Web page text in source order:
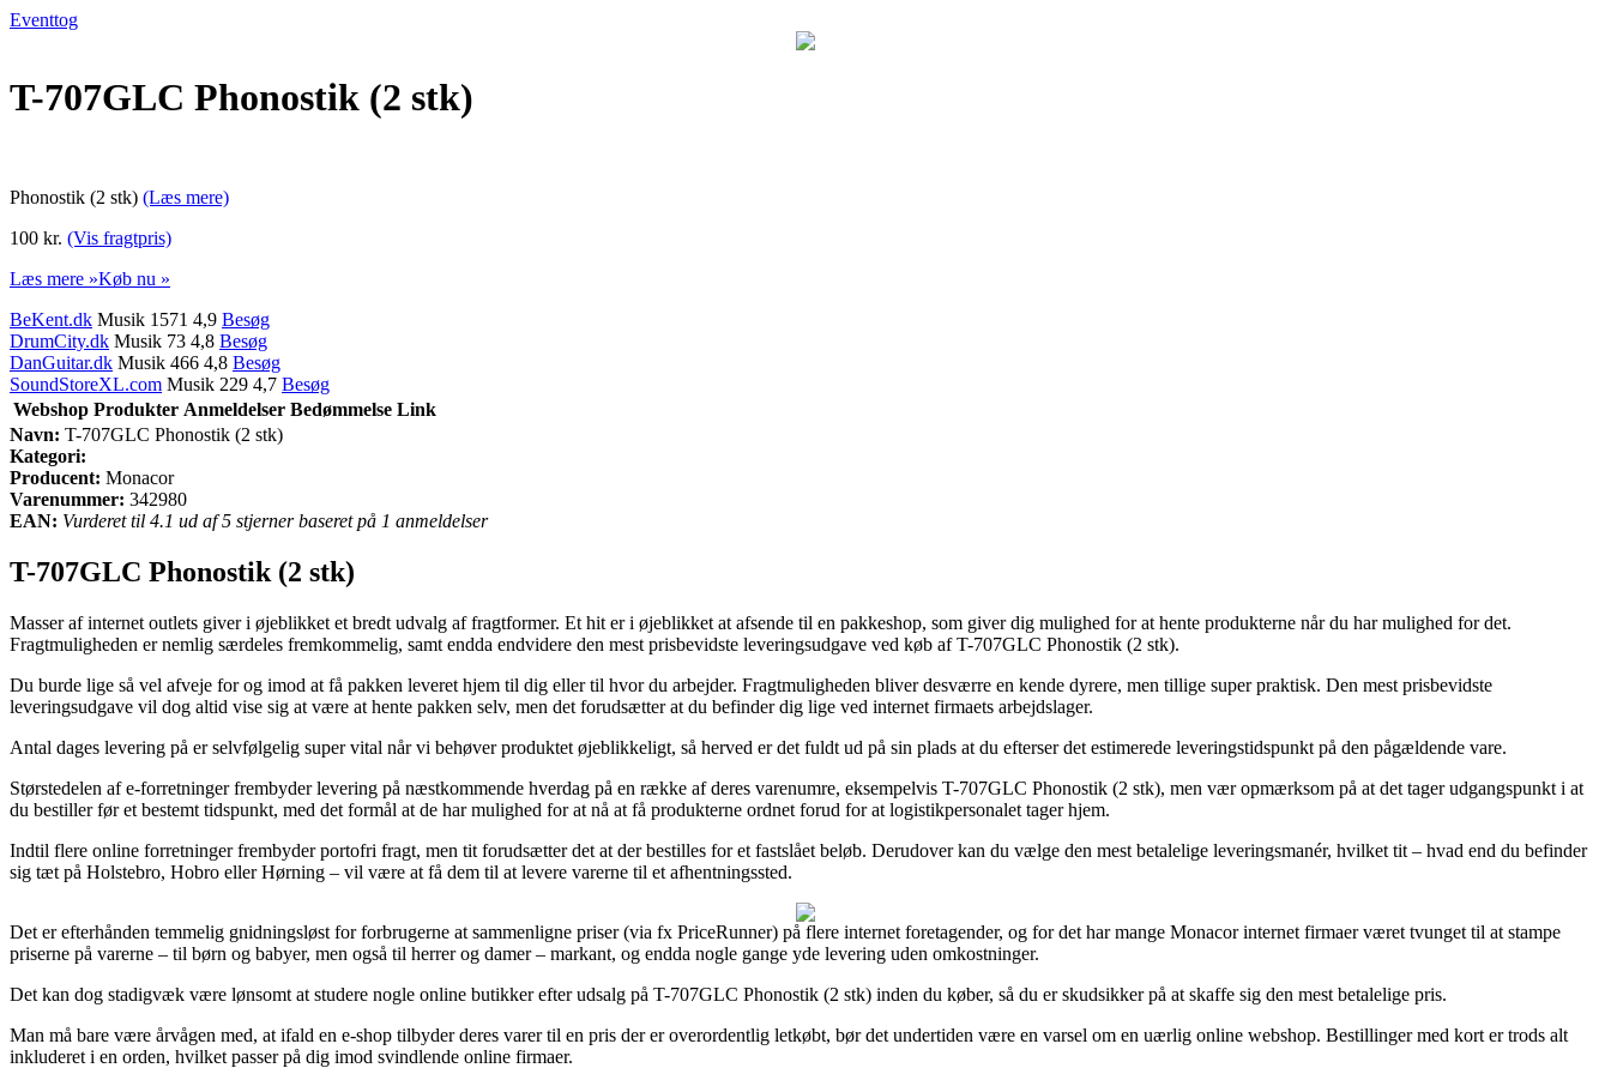
Eventtog
T-707GLC Phonostik (2 stk)
Phonostik (2 stk) (Læs mere)
100 kr. (Vis fragtpris)
Læs mere »Køb nu »
BeKent.dk Musik 1571 4,9 Besøg
DrumCity.dk Musik 73 4,8 Besøg
DanGuitar.dk Musik 466 4,8 Besøg
SoundStoreXL.com Musik 229 4,7 Besøg
Webshop Produkter Anmeldelser Bedømmelse Link
Navn: T-707GLC Phonostik (2 stk)
Kategori:
Producent: Monacor
Varenummer: 342980
EAN: Vurderet til 4.1 ud af 5 stjerner baseret på 1 anmeldelser
T-707GLC Phonostik (2 stk)
Masser af internet outlets giver i øjeblikket et bredt udvalg af fragtformer. Et hit er i øjeblikket at afsende til en pakkeshop, som giver dig mulighed for at hente produkterne når du har mulighed for det.
Fragtmuligheden er nemlig særdeles fremkommelig, samt endda endvidere den mest prisbevidste leveringsudgave ved køb af T-707GLC Phonostik (2 stk).
Du burde lige så vel afveje for og imod at få pakken leveret hjem til dig eller til hvor du arbejder. Fragtmuligheden bliver desværre en kende dyrere, men tillige super praktisk. Den mest prisbevidste
leveringsudgave vil dog altid vise sig at være at hente pakken selv, men det forudsætter at du befinder dig lige ved internet firmaets arbejdslager.
Antal dages levering på er selvfølgelig super vital når vi behøver produktet øjeblikkeligt, så herved er det fuldt ud på sin plads at du efterser det estimerede leveringstidspunkt på den pågældende vare.
Størstedelen af e-forretninger frembyder levering på næstkommende hverdag på en række af deres varenumre, eksempelvis T-707GLC Phonostik (2 stk), men vær opmærksom på at det tager udgangspunkt i at
du bestiller før et bestemt tidspunkt, med det formål at de har mulighed for at nå at få produkterne ordnet forud for at logistikpersonalet tager hjem.
Indtil flere online forretninger frembyder portofri fragt, men tit forudsætter det at der bestilles for et fastslået beløb. Derudover kan du vælge den mest betalelige leveringsmanér, hvilket tit – hvad end du befinder
sig tæt på Holstebro, Hobro eller Hørning – vil være at få dem til at levere varerne til et afhentningssted.
Det er efterhånden temmelig gnidningsløst for forbrugerne at sammenligne priser (via fx PriceRunner) på flere internet foretagender, og for det har mange Monacor internet firmaer været tvunget til at stampe
priserne på varerne – til børn og babyer, men også til herrer og damer – markant, og endda nogle gange yde levering uden omkostninger.
Det kan dog stadigvæk være lønsomt at studere nogle online butikker efter udsalg på T-707GLC Phonostik (2 stk) inden du køber, så du er skudsikker på at skaffe sig den mest betalelige pris.
Man må bare være årvågen med, at ifald en e-shop tilbyder deres varer til en pris der er overordentlig letkøbt, bør det undertiden være en varsel om en uærlig online webshop. Bestillinger med kort er trods alt
inkluderet i en orden, hvilket passer på dig imod svindlende online firmaer.